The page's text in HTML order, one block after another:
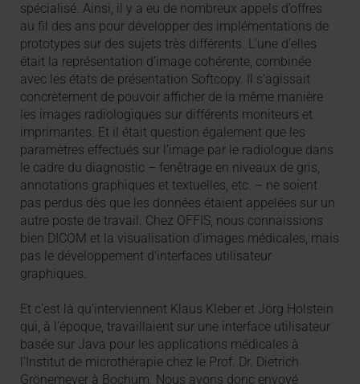
spécialisé. Ainsi, il y a eu de nombreux appels d’offres
au fil des ans pour développer des implémentations de
prototypes sur des sujets très différents. L’une d’elles
était la représentation d’image cohérente, combinée
avec les états de présentation Softcopy. Il s’agissait
concrètement de pouvoir afficher de la même manière
les images radiologiques sur différents moniteurs et
imprimantes. Et il était question également que les
paramètres effectués sur l’image par le radiologue dans
le cadre du diagnostic – fenêtrage en niveaux de gris,
annotations graphiques et textuelles, etc. – ne soient
pas perdus dès que les données étaient appelées sur un
autre poste de travail. Chez OFFIS, nous connaissions
bien DICOM et la visualisation d’images médicales, mais
pas le développement d’interfaces utilisateur
graphiques.
Et c’est là qu’interviennent Klaus Kleber et Jörg Holstein
qui, à l’époque, travaillaient sur une interface utilisateur
basée sur Java pour les applications médicales à
l’Institut de microthérapie chez le Prof. Dr. Dietrich
Grönemeyer à Bochum. Nous avons donc envoyé